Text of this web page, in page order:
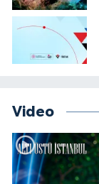
Video